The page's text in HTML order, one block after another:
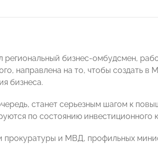
региональный бизнес-омбудсмен,
направлена на то, чтобы создать
бизнеса.
станет серьезным шагом к
по состоянию инвестиционного
прокуратуры и МВД, профильных